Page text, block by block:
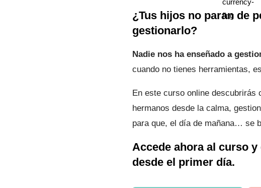
original
$60,00.
precio
actual
$51,00.
¿Tus hijos no paran de
gestionarlo?
Nadie nos ha enseñado a
cuando no tienes herramientas,
En este curso online descubrirás
hermanos desde la calma,
para que, el día de mañana… se
​Accede ahora al curso
desde el primer día.